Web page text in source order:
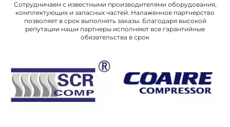
Сотрудничаем с известными производителями оборудования,
комплектующих и запасных частей. Налаженное партнерство
позволяет в срок выполнять заказы. Благодаря высокой
репутации наши партнеры исполняют все гарантийные
обязательства в срок